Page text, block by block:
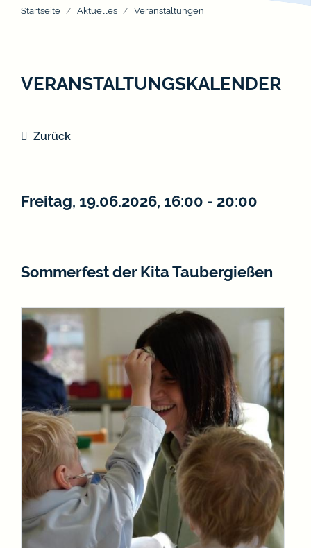
Startseite Aktuelles Veranstaltungen
VERANSTALTUNGSKALENDER
Zurück
Freitag, 19.06.2026, 16:00 - 20:00
Sommerfest der Kita Taubergießen